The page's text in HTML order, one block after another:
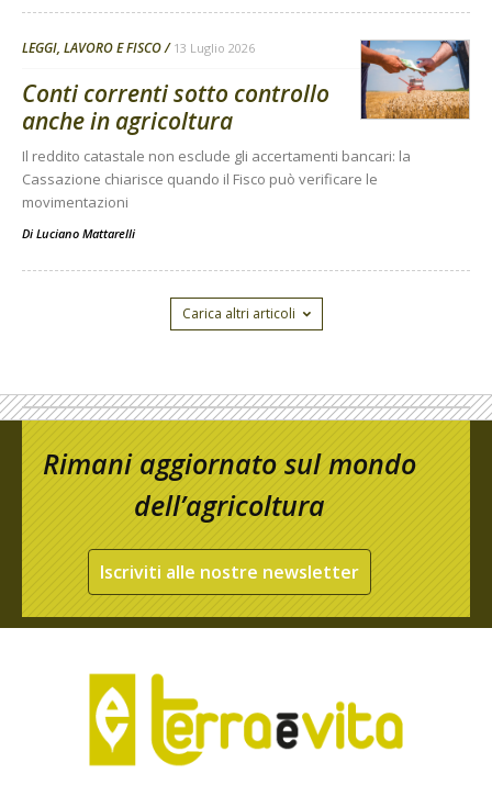
LEGGI, LAVORO E FISCO 13 Luglio 2026
Conti correnti sotto controllo
anche in agricoltura
Il reddito catastale non esclude gli accertamenti bancari: la
Cassazione chiarisce quando il Fisco può verificare le
movimentazioni
Di Luciano Mattarelli
Carica altri articoli
Rimani aggiornato sul mondo
dell’agricoltura
Iscriviti alle nostre newsletter